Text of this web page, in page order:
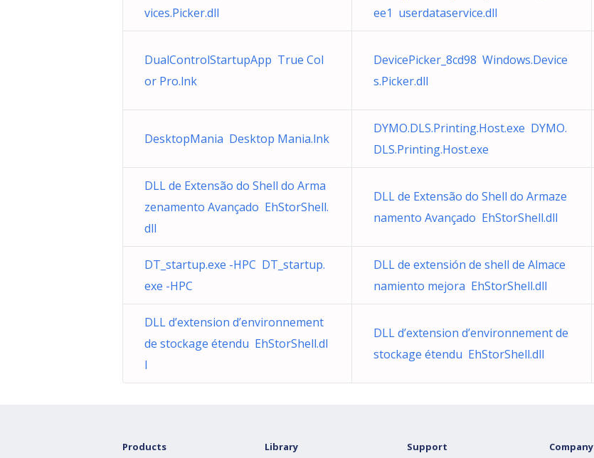
vices.Picker.dll
ee1 userdataservice.dll
DualControlStartupApp True Col
or Pro.lnk
DevicePicker_8cd98 Windows.Device
s.Picker.dll
DesktopMania Desktop Mania.lnk
DYMO.DLS.Printing.Host.exe DYMO.
DLS.Printing.Host.exe
DLL de Extensão do Shell do Arma
zenamento Avançado EhStorShell.
dll
DLL de Extensão do Shell do Armaze
namento Avançado EhStorShell.dll
DT_startup.exe -HPC DT_startup.
exe -HPC
DLL de extensión de shell de Almace
namiento mejora EhStorShell.dll
DLL d’extension d’environnement
de stockage étendu EhStorShell.dl
l
DLL d’extension d’environnement de
stockage étendu EhStorShell.dll
Products Library Support Company